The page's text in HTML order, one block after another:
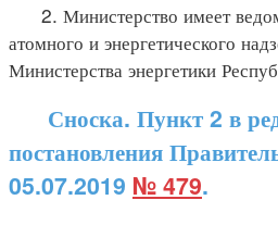
2. Министерство имеет
атомного и энергетического
Министерства энергетики
Сноска. Пункт 2 в
постановления
05.07.2019 № 479.